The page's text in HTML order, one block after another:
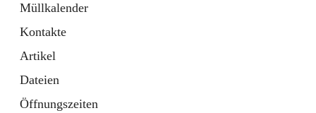
Müllkalender
Kontakte
Artikel
Dateien
Öffnungszeiten
Tab
Formulare
Artikel
öffnet
in
neuem
Tab